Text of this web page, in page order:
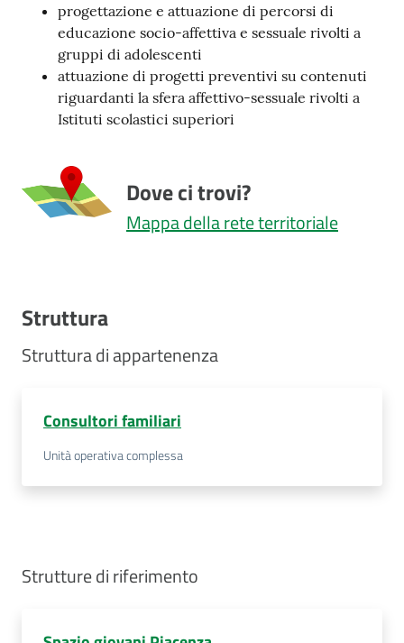
progettazione e attuazione di percorsi di
educazione socio-affettiva e sessuale rivolti a
gruppi di adolescenti
attuazione di progetti preventivi su contenuti
riguardanti la sfera affettivo-sessuale rivolti a
Istituti scolastici superiori
Dove ci trovi?
Mappa della rete territoriale
Struttura
Struttura di appartenenza
Consultori familiari
Unità operativa complessa
Strutture di riferimento